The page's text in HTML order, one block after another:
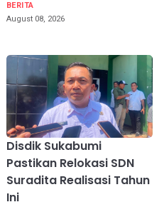
BERITA
August 08, 2026
Disdik Sukabumi
Pastikan Relokasi SDN
Suradita Realisasi Tahun
Ini